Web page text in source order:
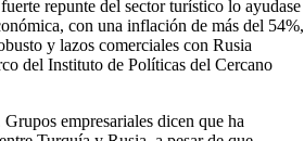
repunte del sector turístico lo ayudase
con una inflación de más del 54%,
y lazos comerciales con Rusia
del Instituto de Políticas del Cercano
empresariales dicen que ha